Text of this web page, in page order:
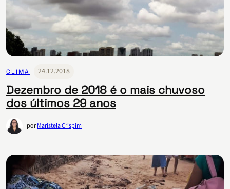
CLIMA 24.12.2018
Dezembro de 2018 é o mais chuvoso
dos últimos 29 anos
porMaristela Crispim